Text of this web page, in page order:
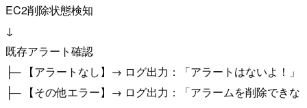
EC2削除状態検知
↓
既存アラート確認
├─ 【アラートなし】→ ログ出力：「アラートはないよ！」
├─ 【その他エラー】→ ログ出力：「アラームを削除できな